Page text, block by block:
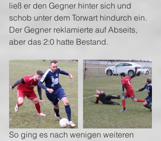
ließ er den Gegner hinter sich und
schob unter dem Torwart hindurch ein.
Der Gegner reklamierte auf Abseits,
aber das 2:0 hatte Bestand.
So ging es nach wenigen weiteren